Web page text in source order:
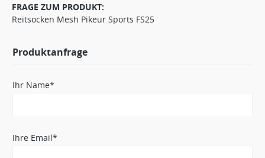
FRAGE ZUM PRODUKT:
Reitsocken Mesh Pikeur Sports FS25
Produktanfrage
Ihr Name*
Ihre Email*